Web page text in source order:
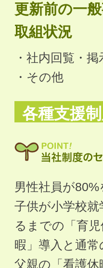
更新前の一
取組状況
・社内回覧・
・その他
各種支援
男性社員が
子供が小学校
るまでの「育
暇」導入と通
父親の「看護